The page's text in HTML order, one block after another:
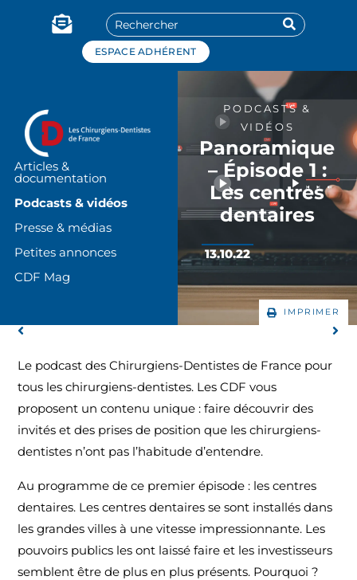
ESPACE ADHÉRENT
Articles &
documentation
Podcasts & vidéos
Presse & médias
Petites annonces
CDF Mag
PODCASTS &
VIDÉOS
Panoramique
– Épisode 1 :
Les centres
dentaires
IMPRIMER
13.10.22
Le podcast des Chirurgiens-Dentistes de France pour
tous les chirurgiens-dentistes. Les CDF vous
proposent un contenu unique : faire découvrir des
invités et des prises de position que les chirurgiens-
dentistes n’ont pas l’habitude d’entendre.
Au programme de ce premier épisode : les centres
dentaires. Les centres dentaires se sont installés dans
les grandes villes à une vitesse impressionnante. Les
pouvoirs publics les ont laissé faire et les investisseurs
semblent être de plus en plus présents. Pourquoi ?
Panneau de gestion des cookies